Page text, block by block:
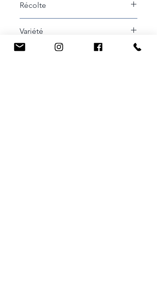
Récolte
plant en coupant leur tige à la
base. Récoltez les tiges en
Variété
Calypso